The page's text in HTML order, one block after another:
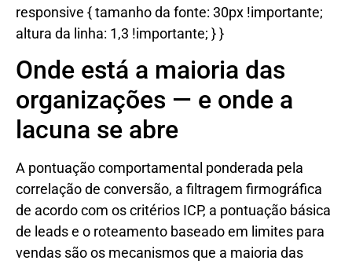
responsive { tamanho da fonte: 30px !importante;
altura da linha: 1,3 !importante; } }
Onde está a maioria das
organizações — e onde a
lacuna se abre
A pontuação comportamental ponderada pela
correlação de conversão, a filtragem firmográfica
de acordo com os critérios ICP, a pontuação básica
de leads e o roteamento baseado em limites para
vendas são os mecanismos que a maioria das